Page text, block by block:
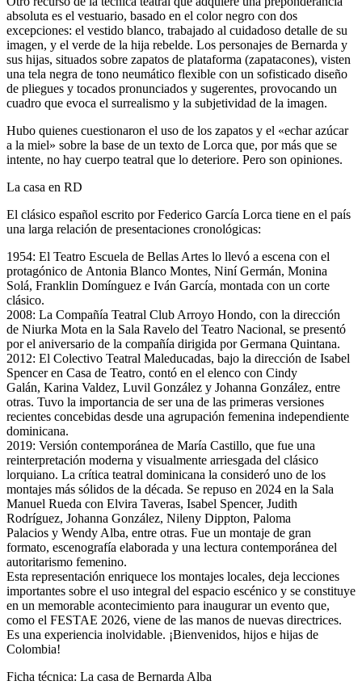
absoluta es el vestuario, basado en el color negro con dos
excepciones: el vestido blanco, trabajado al cuidadoso detalle de su
imagen, y el verde de la hija rebelde. Los personajes de Bernarda y
sus hijas, situados sobre zapatos de plataforma (zapatacones), visten
una tela negra de tono neumático flexible con un sofisticado diseño
de pliegues y tocados pronunciados y sugerentes, provocando un
cuadro que evoca el surrealismo y la subjetividad de la imagen.
Hubo quienes cuestionaron el uso de los zapatos y el «echar azúcar
a la miel» sobre la base de un texto de Lorca que, por más que se
intente, no hay cuerpo teatral que lo deteriore. Pero son opiniones.
La casa en RD
El clásico español escrito por Federico García Lorca tiene en el país
una larga relación de presentaciones cronológicas:
1954: El Teatro Escuela de Bellas Artes lo llevó a escena con el
protagónico de Antonia Blanco Montes, Niní Germán, Monina
Solá, Franklin Domínguez e Iván García, montada con un corte
clásico.
2008: La Compañía Teatral Club Arroyo Hondo, con la dirección
de Niurka Mota en la Sala Ravelo del Teatro Nacional, se presentó
por el aniversario de la compañía dirigida por Germana Quintana.
2012: El Colectivo Teatral Maleducadas, bajo la dirección de Isabel
Spencer en Casa de Teatro, contó en el elenco con Cindy
Galán, Karina Valdez, Luvil González y Johanna González, entre
otras. Tuvo la importancia de ser una de las primeras versiones
recientes concebidas desde una agrupación femenina independiente
dominicana.
2019: Versión contemporánea de María Castillo, que fue una
reinterpretación moderna y visualmente arriesgada del clásico
lorquiano. La crítica teatral dominicana la consideró uno de los
montajes más sólidos de la década. Se repuso en 2024 en la Sala
Manuel Rueda con Elvira Taveras, Isabel Spencer, Judith
Rodríguez, Johanna González, Nileny Dippton, Paloma
Palacios y Wendy Alba, entre otras. Fue un montaje de gran
formato, escenografía elaborada y una lectura contemporánea del
autoritarismo femenino.
Esta representación enriquece los montajes locales, deja lecciones
importantes sobre el uso integral del espacio escénico y se constituye
en un memorable acontecimiento para inaugurar un evento que,
como el FESTAE 2026, viene de las manos de nuevas directrices.
Es una experiencia inolvidable. ¡Bienvenidos, hijos e hijas de
Colombia!
Ficha técnica: La casa de Bernarda Alba